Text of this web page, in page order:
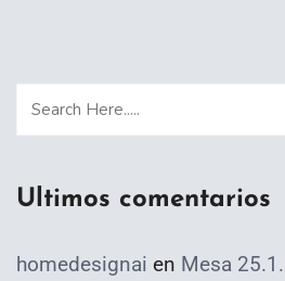
Ultimos comentarios
homedesignai en Mesa